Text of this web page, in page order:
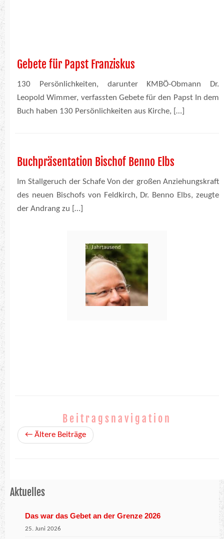
Gebete für Papst Franziskus
130 Persönlichkeiten, darunter KMBÖ-Obmann Dr.
Leopold Wimmer, verfassten Gebete für den Papst In dem
Buch haben 130 Persönlichkeiten aus Kirche, […]
Buchpräsentation Bischof Benno Elbs
Im Stallgeruch der Schafe Von der großen Anziehungskraft
des neuen Bischofs von Feldkirch, Dr. Benno Elbs, zeugte
der Andrang zu […]
Beitragsnavigation
← Ältere Beiträge
Aktuelles
Das war das Gebet an der Grenze 2026
25. Juni 2026